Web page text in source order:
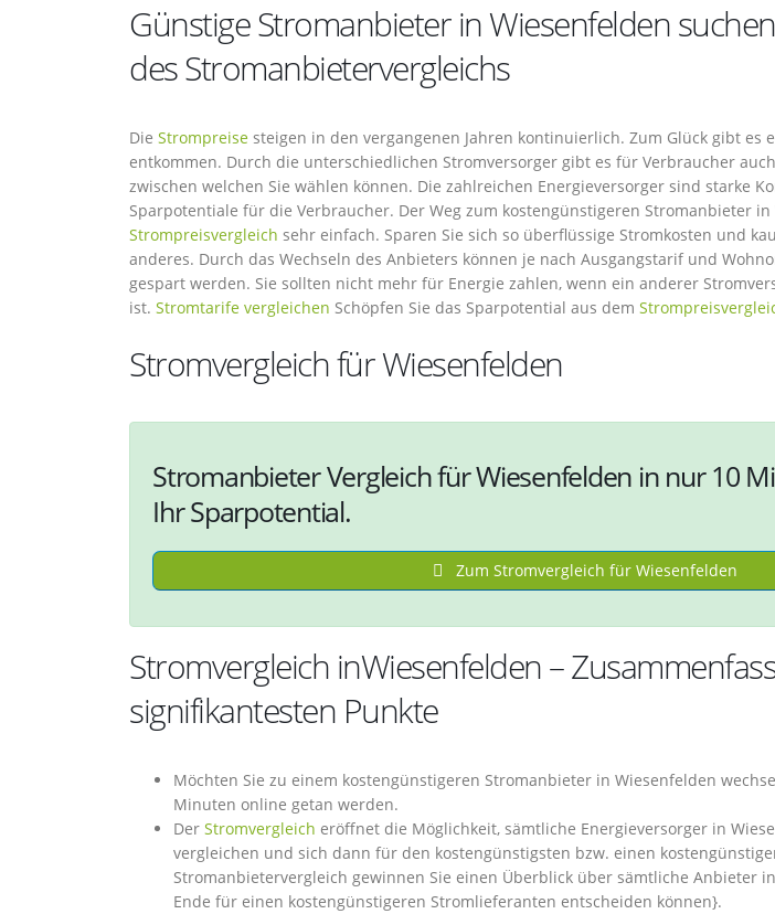
Günstige Stromanbieter in Wiesenfelden
des Stromanbietervergleichs
Die Strompreise steigen in den vergangenen Jahren kontinuierlich. Zum Glück gibt es
entkommen. Durch die unterschiedlichen Stromversorger gibt es für Verbraucher
zwischen welchen Sie wählen können. Die zahlreichen Energieversorger sind starke
Sparpotentiale für die Verbraucher. Der Weg zum kostengünstigeren Stromanbieter
Strompreisvergleich sehr einfach. Sparen Sie sich so überflüssige Stromkosten und
anderes. Durch das Wechseln des Anbieters können je nach Ausgangstarif und
gespart werden. Sie sollten nicht mehr für Energie zahlen, wenn ein anderer
ist. Stromtarife vergleichen Schöpfen Sie das Sparpotential aus dem
Stromvergleich für Wiesenfelden
Stromanbieter Vergleich für Wiesenfelden in nur 10
Ihr Sparpotential.
Zum Stromvergleich für Wiesenfelden
Stromvergleich inWiesenfelden –
signifikantesten Punkte
Möchten Sie zu einem kostengünstigeren Stromanbieter in Wiesenfelden
Minuten online getan werden.
Der Stromvergleich eröffnet die Möglichkeit, sämtliche Energieversorger in
vergleichen und sich dann für den kostengünstigsten bzw. einen
Stromanbietervergleich gewinnen Sie einen Überblick über sämtliche Anbieter
Ende für einen kostengünstigeren Stromlieferanten entscheiden können}.